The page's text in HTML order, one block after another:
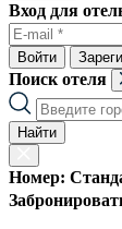
Вход для
Войти
Поиск отеля
Найти
Номер: